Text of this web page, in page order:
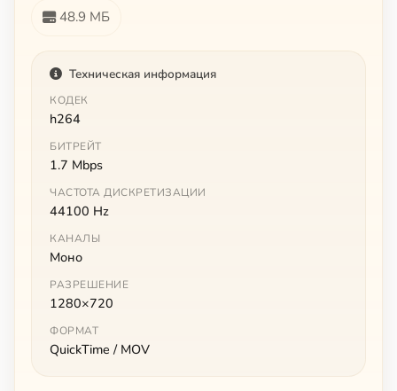
48.9 МБ
Техническая информация
КОДЕК
h264
БИТРЕЙТ
1.7 Mbps
ЧАСТОТА ДИСКРЕТИЗАЦИИ
44100 Hz
КАНАЛЫ
Моно
РАЗРЕШЕНИЕ
1280×720
ФОРМАТ
QuickTime / MOV